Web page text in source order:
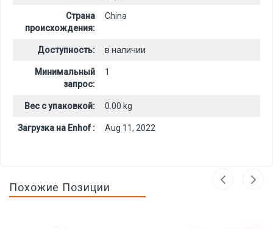
Страна
происхождения:
China
Доступность: в наличии
Минимальный
запрос:
1
Вес с упаковкой: 0.00 kg
Загрузка на Enhof : Aug 11, 2022
Похожие Позиции